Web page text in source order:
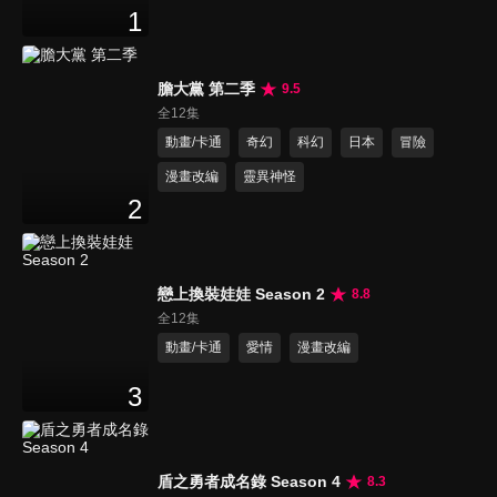
1
2
膽大黨 第二季
9.5
全12集
動畫/卡通
奇幻 科幻 日本 冒險
漫畫改編 靈異神怪
3
戀上換裝娃娃 Season 2
8.8
全12集
動畫/卡通
愛情 漫畫改編
盾之勇者成名錄 Season 4 8.3